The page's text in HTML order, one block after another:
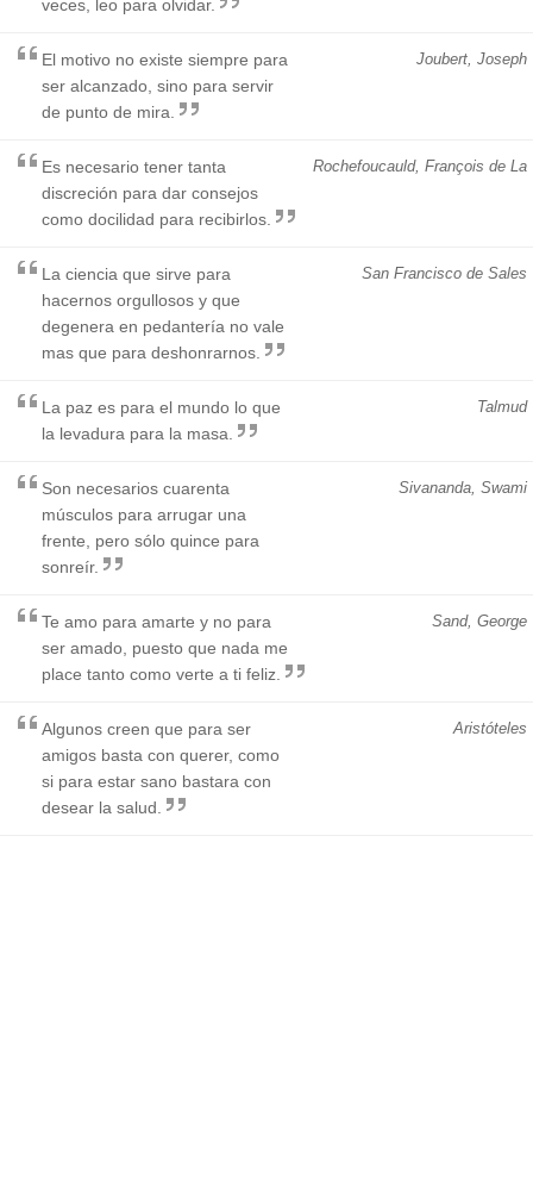
veces, leo para olvidar.
Joubert, Joseph
El motivo no existe siempre para
ser alcanzado, sino para servir
de punto de mira.
Rochefoucauld, François de La
Es necesario tener tanta
discreción para dar consejos
como docilidad para recibirlos.
San Francisco de Sales
La ciencia que sirve para
hacernos orgullosos y que
degenera en pedantería no vale
mas que para deshonrarnos.
Talmud
La paz es para el mundo lo que
la levadura para la masa.
Sivananda, Swami
Son necesarios cuarenta
músculos para arrugar una
frente, pero sólo quince para
sonreír.
Sand, George
Te amo para amarte y no para
ser amado, puesto que nada me
place tanto como verte a ti feliz.
Aristóteles
Algunos creen que para ser
amigos basta con querer, como
si para estar sano bastara con
desear la salud.